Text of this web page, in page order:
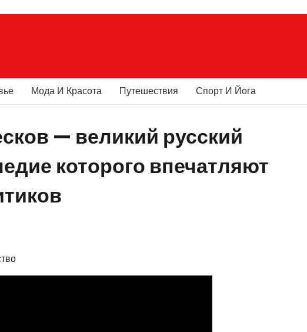
Мода И Красота Путешествия Спорт И Йога
— великий русский
которого впечатляют